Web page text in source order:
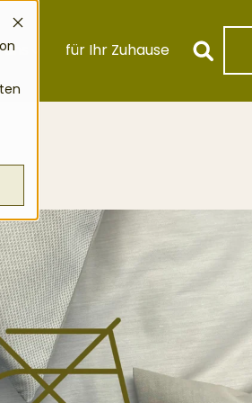
für Ihr Zuhause
Suche